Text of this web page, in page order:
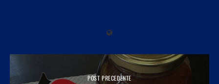
POST PRECEDENTE